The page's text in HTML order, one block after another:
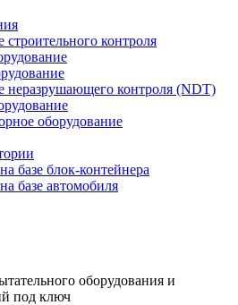
строительного контроля
неразрушающего контроля (NDT)
оборудование
базе блок-контейнера
базе автомобиля
оборудования и
под ключ